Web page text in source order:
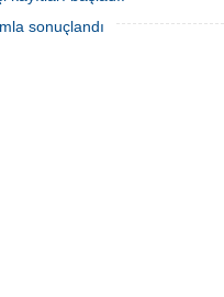
sonuçlandı